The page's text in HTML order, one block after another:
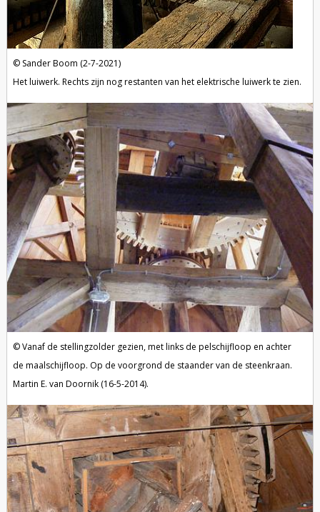
Sander Boom (2-7-2021)
Het luiwerk. Rechts zijn nog restanten van het elektrische luiwerk te zien.
Vanaf de stellingzolder gezien, met links de pelschijfloop en achter
de maalschijfloop. Op de voorgrond de staander van de steenkraan.
Martin E. van Doornik (16-5-2014).